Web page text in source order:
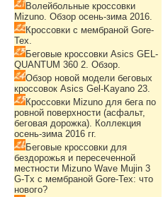
Волейбольные кроссовки
Mizuno. Обзор осень-зима 2016.
Кроссовки с мембраной Gore-
Tex.
Беговые кроссовки Asics GEL-
QUANTUM 360 2. Обзор.
Обзор новой модели беговых
кроссовок Asics Gel-Kayano 23.
Кроссовки Mizuno для бега по
ровной поверхности (асфальт,
беговая дорожка). Коллекция
осень-зима 2016 гг.
Беговые кроссовки для
бездорожья и пересеченной
местности Mizuno Wave Mujin 3
G-Tx с мембраной Gore-Tex: что
нового?